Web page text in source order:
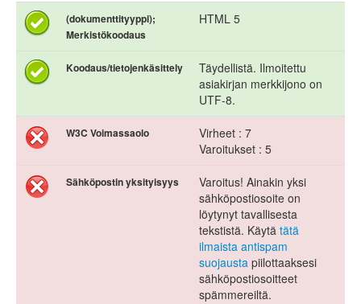
(dokumenttityyppi);
Merkistökoodaus
HTML 5
Koodaus/tietojenkäsittely
Täydellistä. Ilmoitettu
asiakirjan merkkijono on
UTF-8.
W3C Voimassaolo
Virheet : 7
Varoitukset : 5
Sähköpostin yksityisyys
Varoitus! Ainakin yksi
sähköpostiosoite on
löytynyt tavallisesta
tekstistä. Käytä tätä
ilmaista antispam
suojausta piilottaaksesi
sähköpostiosoitteet
spämmereiltä.